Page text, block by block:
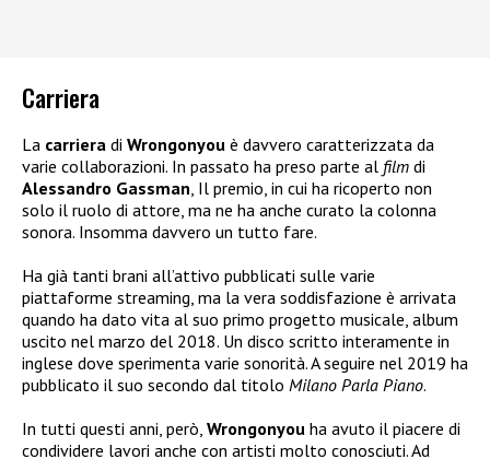
Carriera
La carriera di Wrongonyou è davvero caratterizzata da
varie collaborazioni. In passato ha preso parte al film di
Alessandro Gassman , Il premio, in cui ha ricoperto non
solo il ruolo di attore, ma ne ha anche curato la colonna
sonora. Insomma davvero un tutto fare.
Ha già tanti brani all’attivo pubblicati sulle varie
piattaforme streaming, ma la vera soddisfazione è arrivata
quando ha dato vita al suo primo progetto musicale, album
uscito nel marzo del 2018. Un disco scritto interamente in
inglese dove sperimenta varie sonorità. A seguire nel 2019 ha
pubblicato il suo secondo dal titolo Milano Parla Piano.
In tutti questi anni, però, Wrongonyou ha avuto il piacere di
condividere lavori anche con artisti molto conosciuti. Ad